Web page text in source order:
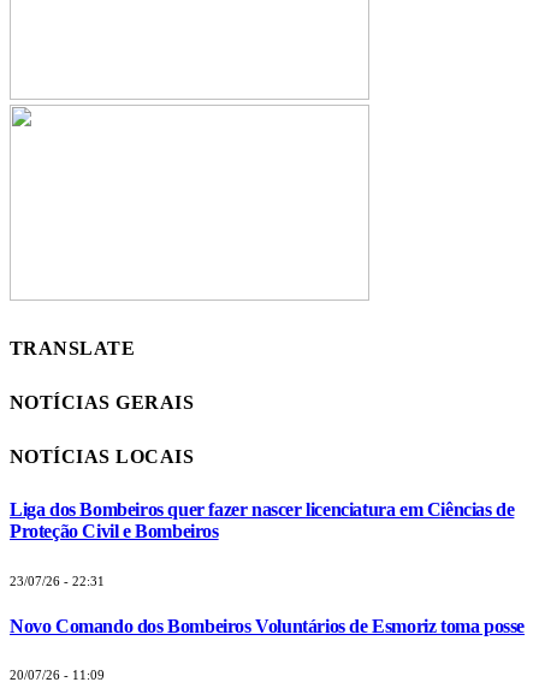
TRANSLATE
NOTÍCIAS GERAIS
NOTÍCIAS LOCAIS
Liga dos Bombeiros quer fazer nascer licenciatura em Ciências de
Proteção Civil e Bombeiros
23/07/26 - 22:31
Novo Comando dos Bombeiros Voluntários de Esmoriz toma posse
20/07/26 - 11:09